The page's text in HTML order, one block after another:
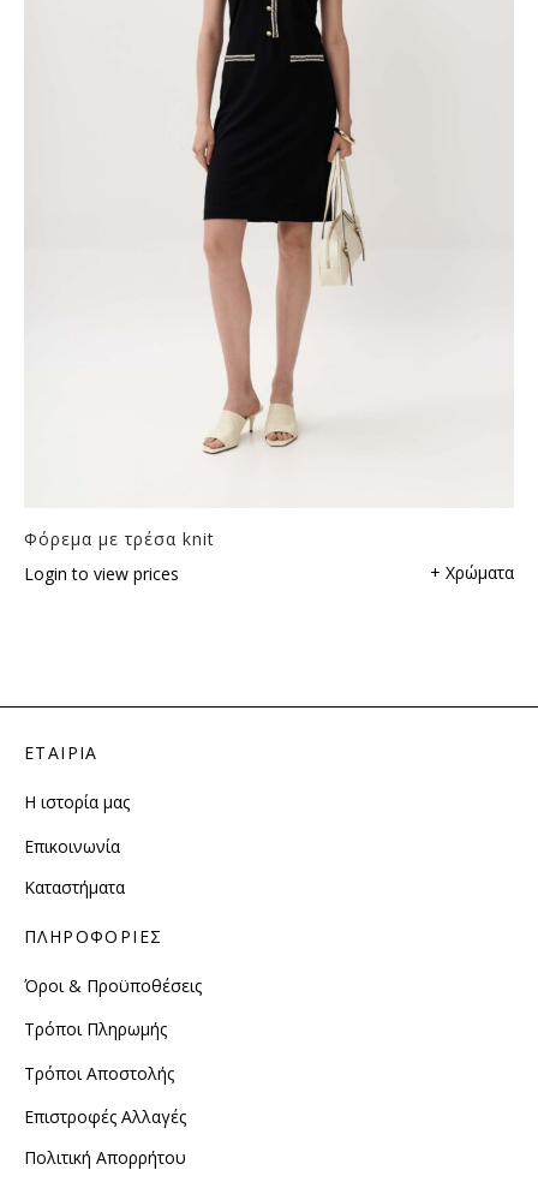
Φόρεμα με τρέσα knit
Login to view prices
+ Χρώματα
ΕΤΑΙΡΙΑ
Η ιστορία μας
Επικοινωνία
Καταστήματα
ΠΛΗΡΟΦΟΡΙΕΣ
Όροι & Προϋποθέσεις
Τρόποι Πληρωμής
Τρόποι Αποστολής
Επιστροφές Αλλαγές
Πολιτική Απορρήτου